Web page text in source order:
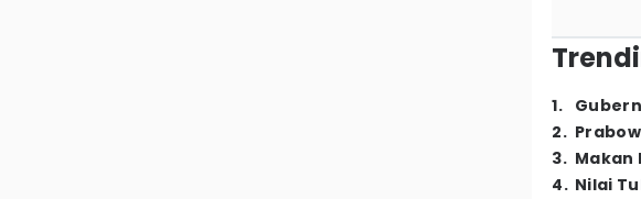
1.
2.
3. Makan
4. Nilai